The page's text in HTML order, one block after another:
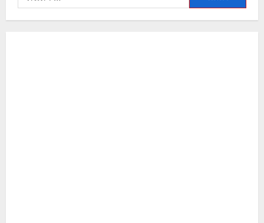
โน้ม
พุ่ง
สำหรับ: